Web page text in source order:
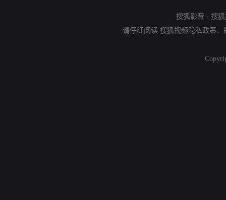
搜狐影音 - 搜
请仔细阅读 搜狐视频隐私政策、